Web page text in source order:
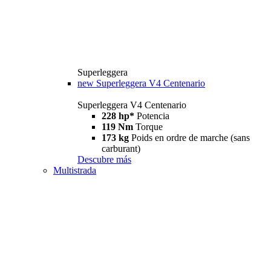
Superleggera
new Superleggera V4 Centenario
Superleggera V4 Centenario
228 hp* Potencia
119 Nm Torque
173 kg Poids en ordre de marche (sans
carburant)
Descubre más
Multistrada